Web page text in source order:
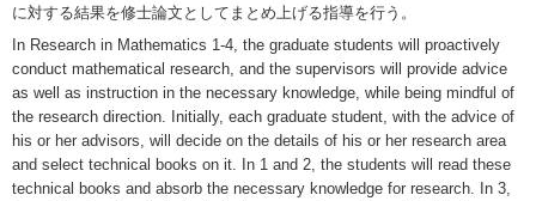
に対する結果を修士論文としてまとめ上げる指導を行う。
In Research in Mathematics 1-4, the graduate students will proactively
conduct mathematical research, and the supervisors will provide advice
as well as instruction in the necessary knowledge, while being mindful of
the research direction. Initially, each graduate student, with the advice of
his or her advisors, will decide on the details of his or her research area
and select technical books on it. In 1 and 2, the students will read these
technical books and absorb the necessary knowledge for research. In 3,